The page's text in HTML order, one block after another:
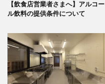
【飲食店営業者さまへ】アルコー
ル飲料の提供条件について